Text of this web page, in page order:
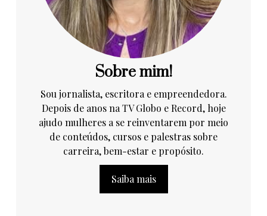
Sobre mim!
Sou jornalista, escritora e empreendedora.
Depois de anos na TV Globo e Record, hoje
ajudo mulheres a se reinventarem por meio
de conteúdos, cursos e palestras sobre
carreira, bem-estar e propósito.
Saiba mais